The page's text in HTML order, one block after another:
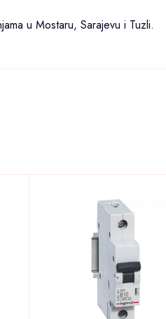
u Mostaru, Sarajevu i Tuzli.